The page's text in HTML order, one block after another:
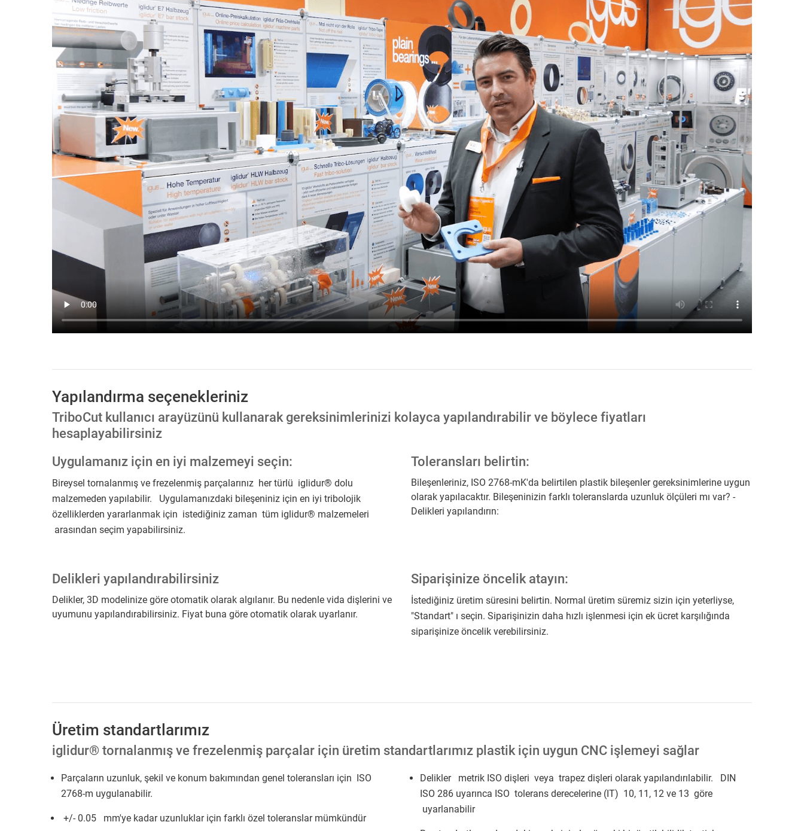
Yapılandırma seçenekleriniz
TriboCut kullanıcı arayüzünü kullanarak gereksinimlerinizi kolayca yapılandırabilir ve böylece fiyatları
hesaplayabilirsiniz
Uygulamanız için en iyi malzemeyi seçin:
Bireysel tornalanmış ve frezelenmiş parçalarınız her türlü iglidur® dolu
malzemeden yapılabilir. Uygulamanızdaki bileşeniniz için en iyi tribolojik
özelliklerden yararlanmak için istediğiniz zaman tüm iglidur® malzemeleri
arasından seçim yapabilirsiniz.
Toleransları belirtin:
Bileşenleriniz, ISO 2768-mK'da belirtilen plastik bileşenler gereksinimlerine uygun
olarak yapılacaktır. Bileşeninizin farklı toleranslarda uzunluk ölçüleri mı var? -
Delikleri yapılandırın:
Delikleri yapılandırabilirsiniz
Delikler, 3D modelinize göre otomatik olarak algılanır. Bu nedenle vida dişlerini ve
uyumunu yapılandırabilirsiniz. Fiyat buna göre otomatik olarak uyarlanır.
Siparişinize öncelik atayın:
İstediğiniz üretim süresini belirtin. Normal üretim süremiz sizin için yeterliyse,
"Standart" ı seçin. Siparişinizin daha hızlı işlenmesi için ek ücret karşılığında
siparişinize öncelik verebilirsiniz.
Üretim standartlarımız
iglidur® tornalanmış ve frezelenmiş parçalar için üretim standartlarımız plastik için uygun CNC işlemeyi sağlar
Parçaların uzunluk, şekil ve konum bakımından genel toleransları için ISO
2768-m uygulanabilir.
+/- 0.05 mm'ye kadar uzunluklar için farklı özel toleranslar mümkündür
Delikler metrik ISO dişleri veya trapez dişleri olarak yapılandırılabilir. DIN
ISO 286 uyarınca ISO tolerans derecelerine (IT) 10, 11, 12 ve 13 göre
uyarlanabilir